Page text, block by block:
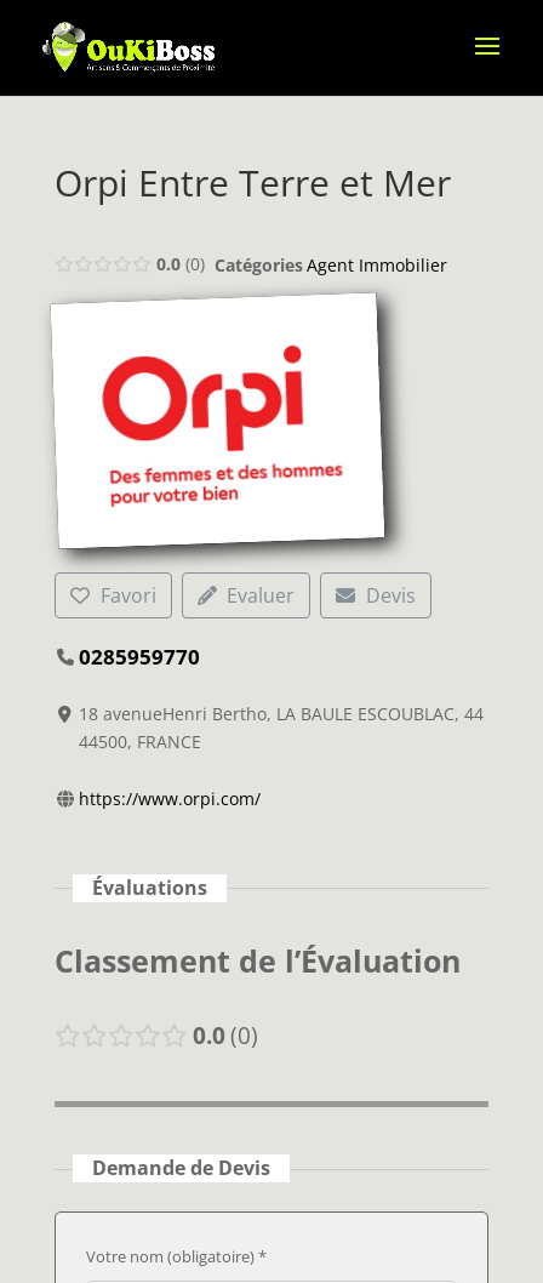
Orpi Entre Terre et Mer
0.0 0 CatégoriesAgent Immobilier
Favori Evaluer Devis
0285959770
18 avenueHenri Bertho, LA BAULE ESCOUBLAC, 44
44500, FRANCE
https://www.orpi.com/
Évaluations
Classement de l’Évaluation
0.0 0
Demande de Devis
Votre nom (obligatoire) *